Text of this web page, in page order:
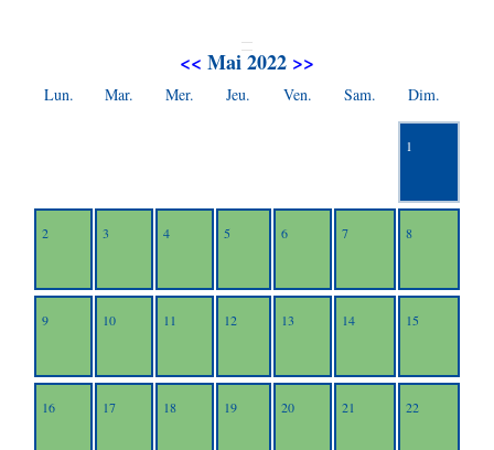
<< Mai 2022 >>
Lun. Mar. Mer. Jeu. Ven. Sam. Dim.
1
2 3 4 5 6 7 8
9 10 11 12 13 14 15
16 17 18 19 20 21 22